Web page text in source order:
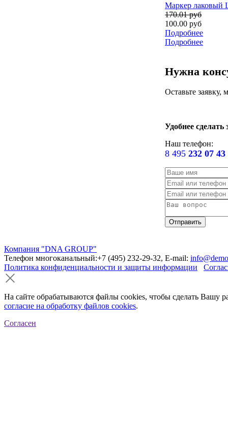
Маркер лаковый
170.01 руб
100.00 руб
Подробнее
Подробнее
Нужна
Оставьте
Удобнее сделать
Наш телефон:
8 495 232 07 43
Компания "DNA GROUP"
Телефон многоканальный:+7 (495) 232-29-32, E-mail:
Политика конфиденциальности и защиты информации
На сайте обрабатываются файлы cookies, чтобы сделать Вашу
согласие на обработку файлов cookies.
Согласен